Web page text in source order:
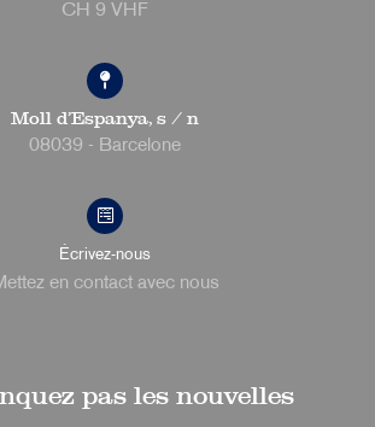
CH 9 VHF
Moll d'Espanya, s / n
08039 - Barcelone
Écrivez-nous
en contact avec nous
pas les nouvelles